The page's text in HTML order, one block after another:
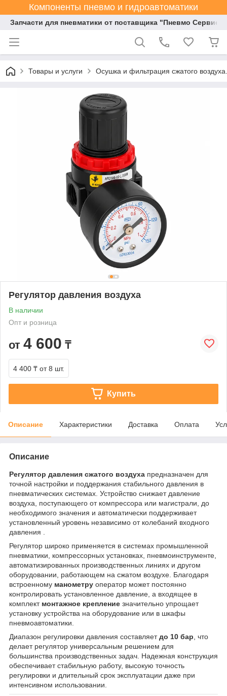
Компоненты пневмо и гидроавтоматики
Запчасти для пневматики от поставщика "Пневмо Сервис
Товары и услуги Осушка и фильтрация сжатого
Регулятор давления воздуха
В наличии
Опт и розница
от 4 600 ₸
4 400 ₸ от 8 шт.
Купить
Описание Характеристики Доставка Оплата
Описание
Регулятор давления сжатого воздуха предназначен для
точной настройки и поддержания стабильного давления в
пневматических системах. Устройство снижает давление
воздуха, поступающего от компрессора или магистрали, до
необходимого значения и автоматически поддерживает
установленный уровень независимо от колебаний входного
давления .
Регулятор широко применяется в системах промышленной
пневматики, компрессорных установках, пневмоинструменте,
автоматизированных производственных линиях и другом
оборудовании, работающем на сжатом воздухе. Благодаря
встроенному манометру оператор может постоянно
контролировать установленное давление, а входящее в
комплект монтажное крепление значительно упрощает
установку устройства на оборудование или в шкафы
пневмоавтоматики.
Диапазон регулировки давления составляетдо 10 бар , что
делает регулятор универсальным решением для
большинства производственных задач. Надежная конструкция
обеспечивает стабильную работу, высокую точность
регулировки и длительный срок эксплуатации даже при
интенсивном использовании.